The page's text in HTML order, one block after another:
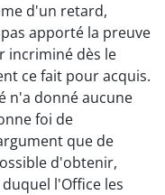
d'un retard,
apporté la preuve
incriminé dès le
ce fait pour acquis.
n'a donné aucune
foi de
que de
d'obtenir,
l'Office les